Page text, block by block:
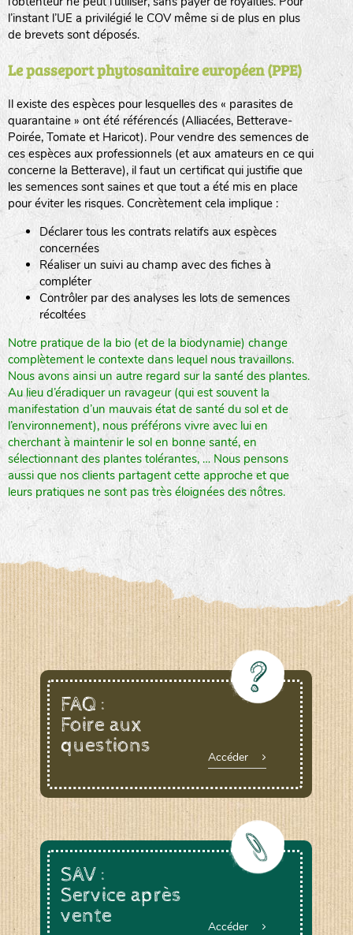
l’instant l’UE a privilégié le COV même si de plus en plus
de brevets sont déposés.
Le passeport phytosanitaire européen (PPE)
Il existe des espèces pour lesquelles des « parasites de
quarantaine » ont été référencés (Alliacées, Betterave-
Poirée, Tomate et Haricot). Pour vendre des semences de
ces espèces aux professionnels (et aux amateurs en ce qui
concerne la Betterave), il faut un certificat qui justifie que
les semences sont saines et que tout a été mis en place
pour éviter les risques. Concrètement cela implique :
Déclarer tous les contrats relatifs aux espèces
concernées
Réaliser un suivi au champ avec des fiches à
compléter
Contrôler par des analyses les lots de semences
récoltées
Notre pratique de la bio (et de la biodynamie) change
complètement le contexte dans lequel nous travaillons.
Nous avons ainsi un autre regard sur la santé des plantes.
Au lieu d’éradiquer un ravageur (qui est souvent la
manifestation d’un mauvais état de santé du sol et de
l’environnement), nous préférons vivre avec lui en
cherchant à maintenir le sol en bonne santé, en
sélectionnant des plantes tolérantes, … Nous pensons
aussi que nos clients partagent cette approche et que
leurs pratiques ne sont pas très éloignées des nôtres.
FAQ :
Foire aux
questions
Accéder
SAV :
Service après
vente
Accéder